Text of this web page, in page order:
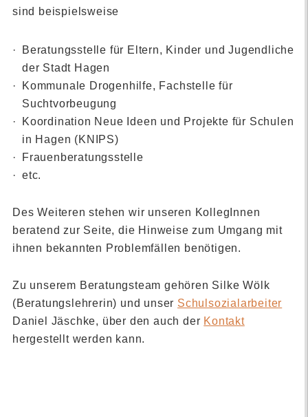
sind beispielsweise
Beratungsstelle für Eltern, Kinder und Jugendliche
der Stadt Hagen
Kommunale Drogenhilfe, Fachstelle für
Suchtvorbeugung
Koordination Neue Ideen und Projekte für Schulen
in Hagen (KNIPS)
Frauenberatungsstelle
etc.
Des Weiteren stehen wir unseren KollegInnen
beratend zur Seite, die Hinweise zum Umgang mit
ihnen bekannten Problemfällen benötigen.
Zu unserem Beratungsteam gehören Silke Wölk
(Beratungslehrerin) und unser Schulsozialarbeiter
Daniel Jäschke, über den auch der Kontakt
hergestellt werden kann.